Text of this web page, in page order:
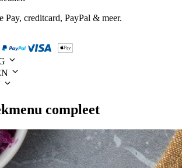
creditcard, PayPal & meer.
compleet